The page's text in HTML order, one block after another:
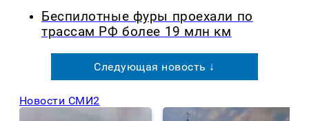
Беспилотные фуры проехали по
трассам РФ более 19 млн км
Следующая новость ↓
Новости СМИ2